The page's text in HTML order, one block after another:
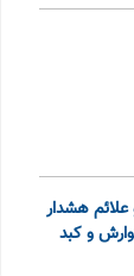
هشدار
و کبد